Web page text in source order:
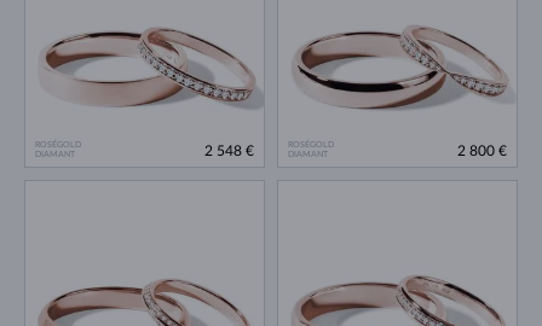
ROSÉGOLD
DIAMANT
2 548 €
ROSÉGOLD
DIAMANT
2 800 €